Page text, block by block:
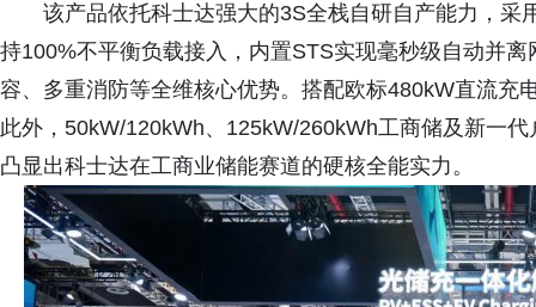
该产品依托科士达强大的3S全栈自研自产能力，
持100%不平衡负载接入，内置STS实现毫秒级自动并
容、多重消防等全维核心优势。搭配欧标480kW直流充
此外，50kW/120kWh、125kW/260kWh工商储及新一
凸显出科士达在工商业储能赛道的硬核全能实力。